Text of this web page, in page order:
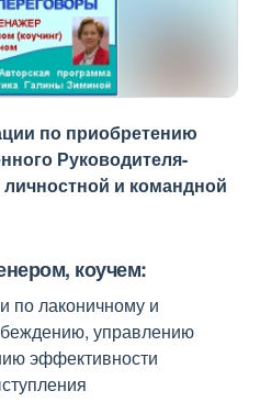
по приобретению
Руководителя-
и командной
коучем:
по лаконичному и
управлению
эффективности